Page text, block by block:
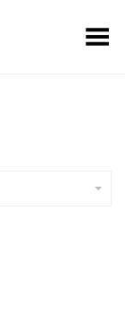
tancar el menú